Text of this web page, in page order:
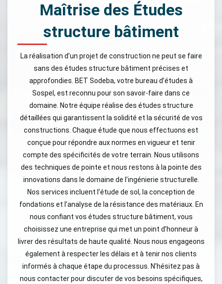
Maîtrise des Études
structure bâtiment
La réalisation d’un projet de construction ne peut se faire
sans des études structure bâtiment précises et
approfondies. BET Sodeba, votre bureau d’études à
Sospel, est reconnu pour son savoir-faire dans ce
domaine. Notre équipe réalise des études structure
détaillées qui garantissent la solidité et la sécurité de vos
constructions. Chaque étude que nous effectuons est
conçue pour répondre aux normes en vigueur et tenir
compte des spécificités de votre terrain. Nous utilisons
des techniques de pointe et nous restons à la pointe des
innovations dans le domaine de l’ingénierie structurelle.
Nos services incluent l’étude de sol, la conception de
fondations et l’analyse de la résistance des matériaux. En
nous confiant vos études structure bâtiment, vous
choisissez une entreprise qui met un point d’honneur à
livrer des résultats de haute qualité. Nous nous engageons
également à respecter les délais et à tenir nos clients
informés à chaque étape du processus. N’hésitez pas à
nous contacter pour discuter de vos besoins spécifiques,